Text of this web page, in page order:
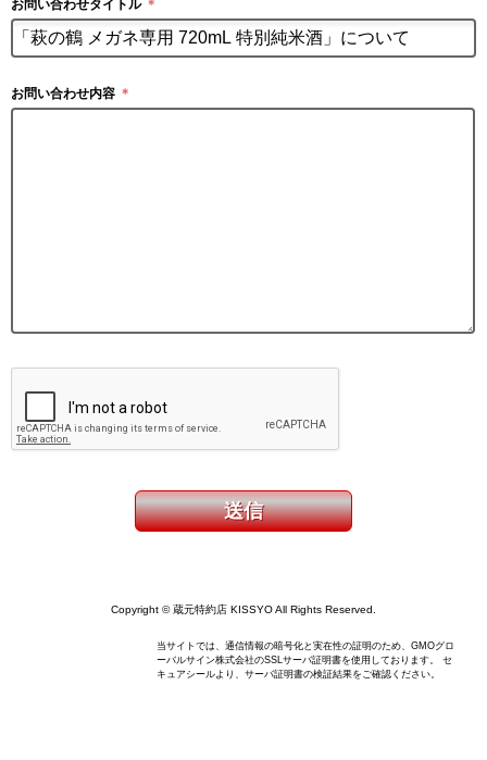
お問い合わせタイトル ＊
お問い合わせ内容 ＊
Copyright © 蔵元特約店 KISSYO All Rights Reserved.
当サイトでは、通信情報の暗号化と実在性の証明のため、GMOグロ
ーバルサイン株式会社のSSLサーバ証明書を使用しております。 セ
キュアシールより、サーバ証明書の検証結果をご確認ください。